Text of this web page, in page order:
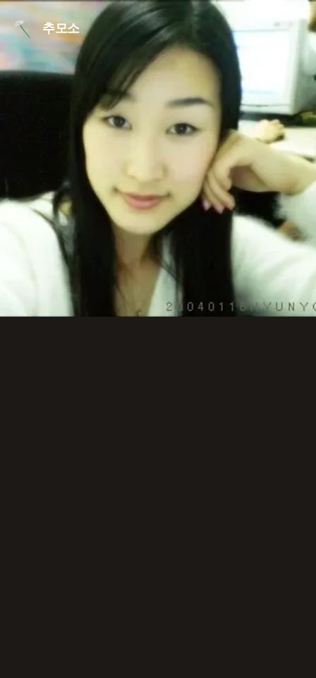
본문 바로가기
추모소